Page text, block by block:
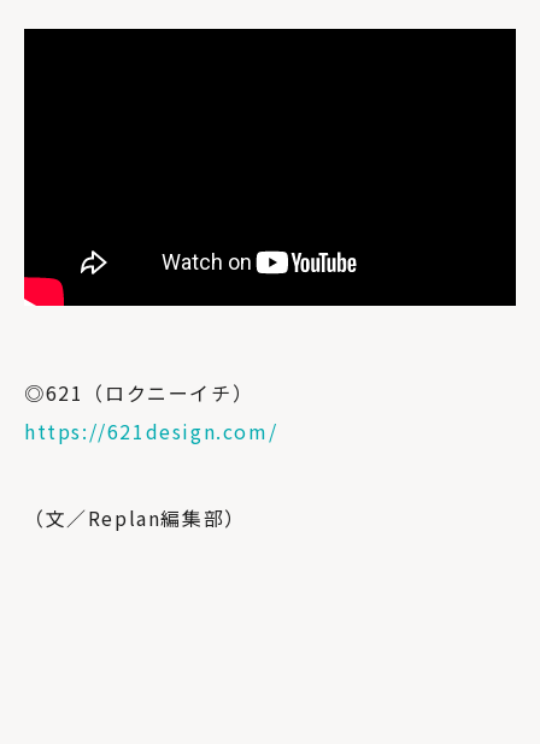
◎621（ロクニーイチ）
https://621design.com/
（文／Replan編集部）